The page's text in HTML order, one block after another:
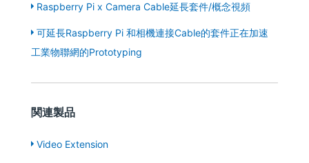
Raspberry Pi x Camera Cable延長套件/概念視頻
可延長Raspberry Pi 和相機連接Cable的套件正在加速
工業物聯網的Prototyping
関連製品
Video Extension